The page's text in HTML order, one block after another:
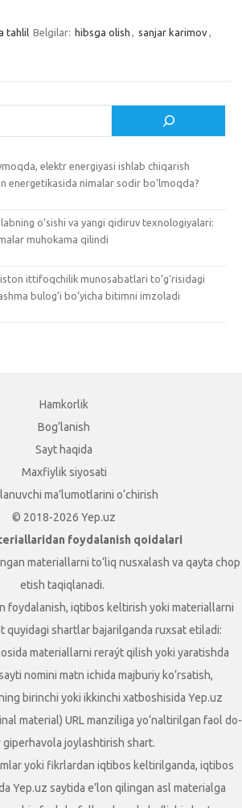
tahlil Belgilar: hibsga olish , sanjar karimov,
elektr energiyasi ishlab chiqarish
energetikasida nimalar sodir bo‘lmoqda?
o‘sishi va yangi qidiruv texnologiyalari:
muhokama qilindi
ittifoqchilik munosabatlari to‘g‘risidagi
bulog‘i bo‘yicha bitimni imzoladi
Hamkorlik
Bog‘lanish
Sayt haqida
Maxfiylik siyosati
ma’lumotlarini o‘chirish
© 2018-2026 Yep.uz
foydalanish qoidalari
materiallarni to‘liq nusxalash va qayta chop
etish taqiqlanadi.
foydalanish, iqtibos keltirish yoki materiallarni
quyidagi shartlar bajarilganda ruxsat etiladi:
materiallarni reraýt qilish yoki yaratishda
nomini matn ichida majburiy ko‘rsatish,
birinchi yoki ikkinchi xatboshisida Yep.uz
material) URL manziliga yo‘naltirilgan faol do-
joylashtirish shart.
yoki fikrlardan iqtibos keltirilganda, iqtibos
Yep.uz saytida e’lon qilingan asl materialga